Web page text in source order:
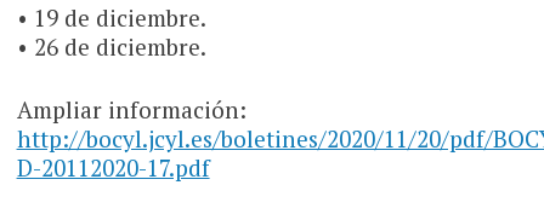
• 19 de diciembre.
• 26 de diciembre.
Ampliar información:
http://bocyl.jcyl.es/boletines/2020/11/20/pdf/
D-20112020-17.pdf